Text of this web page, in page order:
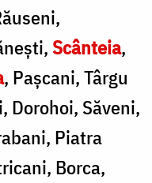
Scânteia,
, Pașcani, Târgu
Dorohoi, Săveni,
Piatra
Borca,